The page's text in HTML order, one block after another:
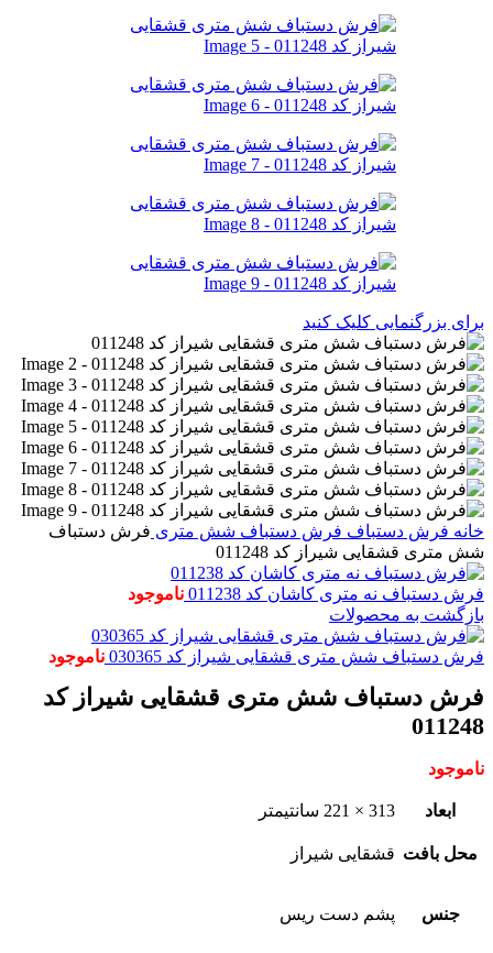
برای بزرگنمایی کلیک کنید
خانه فرش دستباف فرش دستباف شش متری فرش دستباف
شش متری قشقایی شیراز کد 011248
فرش دستباف نه متری کاشان کد 011238
ناموجود
بازگشت به محصولات
فرش دستباف شش متری قشقایی شیراز کد 030365 ناموجود
فرش دستباف شش متری قشقایی شیراز کد
011248
ناموجود
ابعاد 313 × 221 سانتیمتر
محل بافت قشقایی شیراز
جنس پشم دست ریس